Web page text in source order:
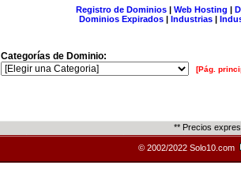
Registro de Dominios| Web Hosting |
Dominios Expirados | Industrias |
Categorías de Dominio:
[Pág.
** Precios
© 2002/2022 Solo10.com